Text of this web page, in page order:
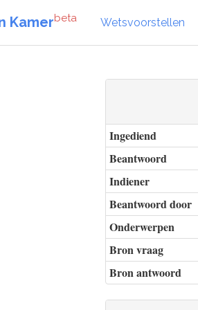
Kamerbeta Wetsvoorstellen
Ingediend
Beantwoord
Indiener
Beantwoord door
Onderwerpen
Bron vraag
Bron antwoord